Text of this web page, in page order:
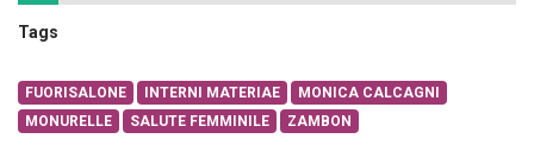
Tags
FUORISALONE INTERNI MATERIAE
MONICA CALCAGNI
MONURELLE
SALUTE FEMMINILE ZAMBON